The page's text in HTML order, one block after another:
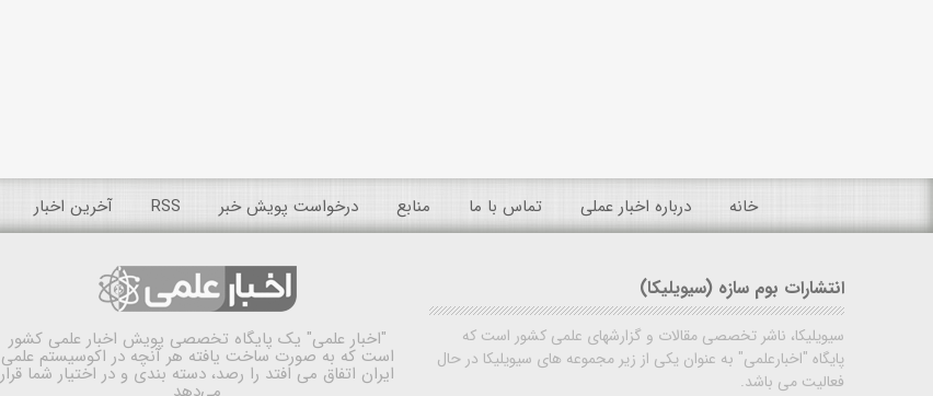
خانه درباره اخبار عملی تماس با ما منابع درخواست پویش خبر RSS آخرین اخبار
انتشارات بوم سازه (سیویلیکا)
سیویلیکا، ناشر تخصصی مقالات و گزارشهای علمی کشور است که
پایگاه "اخبارعلمی" به عنوان یکی از زیر مجموعه های سیویلیکا در حال
فعالیت می باشد.
"اخبار علمی" یک پایگاه تخصصی پویش اخبار علمی کشور
است که به صورت ساخت یافته هر آنچه در اکوسیستم علمی
ایران اتفاق می افتد را رصد، دسته بندی و در اختیار شما قرار